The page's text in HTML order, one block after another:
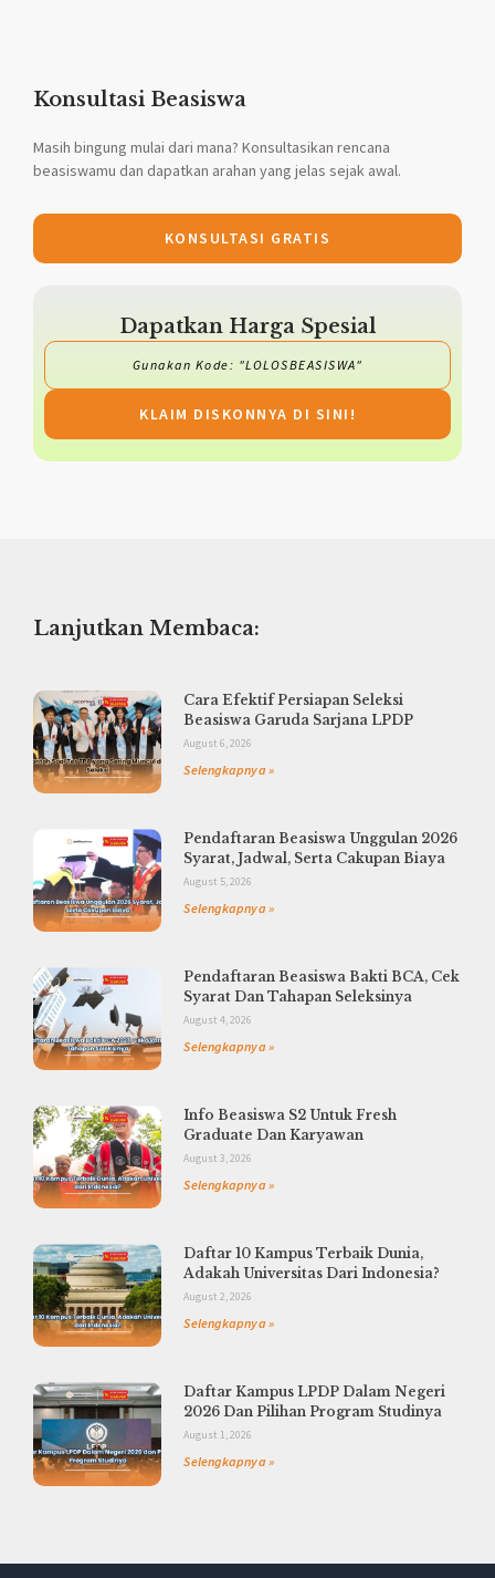
Konsultasi Beasiswa
Masih bingung mulai dari mana? Konsultasikan rencana
beasiswamu dan dapatkan arahan yang jelas sejak awal.
KONSULTASI GRATIS
Dapatkan Harga Spesial
Gunakan Kode: "LOLOSBEASISWA"
KLAIM DISKONNYA DI SINI!
Lanjutkan Membaca:
Cara Efektif Persiapan Seleksi
Beasiswa Garuda Sarjana LPDP
August 6, 2026
Selengkapnya »
Pendaftaran Beasiswa Unggulan 2026
Syarat, Jadwal, Serta Cakupan Biaya
August 5, 2026
Selengkapnya »
Pendaftaran Beasiswa Bakti BCA, Cek
Syarat Dan Tahapan Seleksinya
August 4, 2026
Selengkapnya »
Info Beasiswa S2 Untuk Fresh
Graduate Dan Karyawan
August 3, 2026
Selengkapnya »
Daftar 10 Kampus Terbaik Dunia,
Adakah Universitas Dari Indonesia?
August 2, 2026
Selengkapnya »
Daftar Kampus LPDP Dalam Negeri
2026 Dan Pilihan Program Studinya
August 1, 2026
Selengkapnya »